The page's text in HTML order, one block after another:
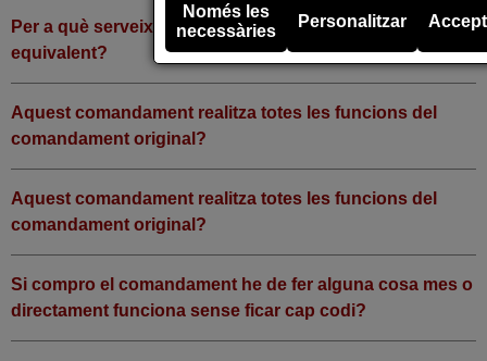
Per a què serveix la tecla de Shift del comandament
equivalent?
Aquest comandament realitza totes les funcions del
comandament original?
Aquest comandament realitza totes les funcions del
comandament original?
Si compro el comandament he de fer alguna cosa mes o
directament funciona sense ficar cap codi?
Només les
necessàries
Personalitzar